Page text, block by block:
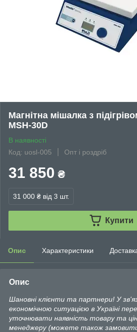
Магнітна мішалка з
MSH-30D
В наявності
Код: uosl-005
Опт і роздріб
31 850 ₴
31 000 ₴ від 3 шт.
Купити
Опис Характеристики
Опис
Шановні клієнти та партнери! У
економічною ситуацією в Україні
уточнювати наявність товару та
менеджеру (можете також